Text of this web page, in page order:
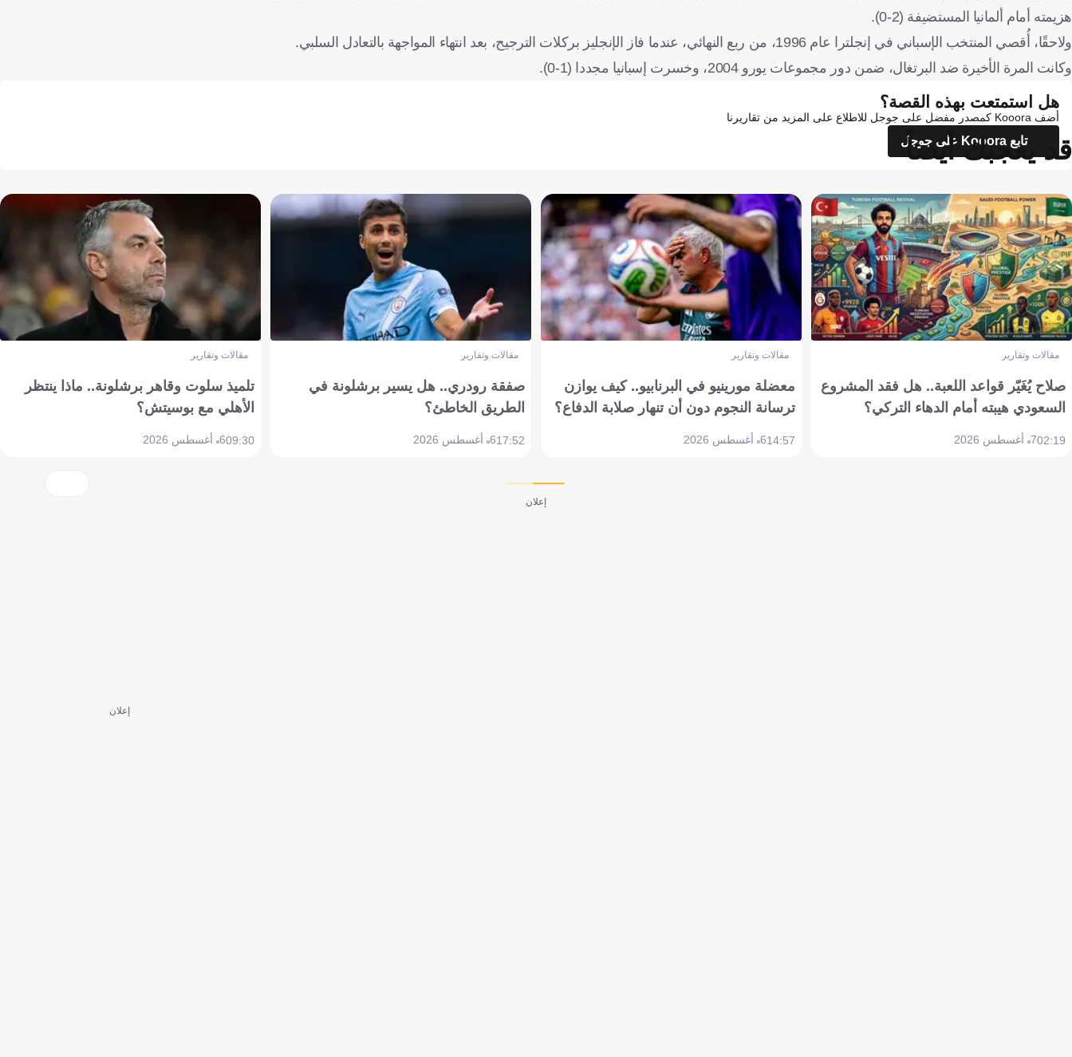
هزيمته أمام ألمانيا المستضيفة (2-0).
ولاحقًا، أُقصي المنتخب الإسباني في إنجلترا عام 1996، من ربع النهائي، عندما فاز الإنجليز بركلات الترجيح، بعد انتهاء المواجهة بالتعادل السلبي.
وكانت المرة الأخيرة ضد البرتغال، ضمن دور مجموعات يورو 2004، وخسرت إسبانيا مجددا (1-0).
هل استمتعت بهذه القصة؟
أضف Kooora كمصدر مفضل على جوجل للاطلاع على المزيد من تقاريرنا
تابع Kooora على جوجل
قد يعجبك أيضاً
مقالات وتقارير
صلاح يُغَيّر قواعد اللعبة.. هل فقد المشروع
السعودي هيبته أمام الدهاء التركي؟
02:197 أغسطس 2026
مقالات وتقارير
معضلة مورينيو في البرنابيو.. كيف يوازن
ترسانة النجوم دون أن تنهار صلابة الدفاع؟
14:576 أغسطس 2026
مقالات وتقارير
صفقة رودري.. هل يسير برشلونة في
الطريق الخاطئ؟
17:526 أغسطس 2026
مقالات وتقارير
تلميذ سلوت وقاهر برشلونة.. ماذا ينتظر
الأهلي مع بوسيتش؟
09:306 أغسطس 2026
إعلان
إعلان